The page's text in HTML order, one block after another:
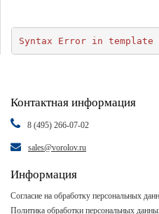
Syntax Error in template
Контактная информация
8 (495) 266-07-02
sales@vorolov.ru
Информация
Согласие на обработку персональных
Политика обработки персональных